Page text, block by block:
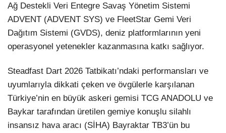
Ağ Destekli Veri Entegre Savaş Yönetim Sistemi
ADVENT (ADVENT SYS) ve FleetStar Gemi Veri
Dağıtım Sistemi (GVDS), deniz platformlarının yeni
operasyonel yetenekler kazanmasına katkı sağlıyor.
Steadfast Dart 2026 Tatbikatı’ndaki performansları ve
uyumlarıyla dikkati çeken ve övgülerle karşılanan
Türkiye’nin en büyük askeri gemisi TCG ANADOLU ve
Baykar tarafından üretilen gemiye konuşlu silahlı
insansız hava aracı (SİHA) Bayraktar TB3’ün bu